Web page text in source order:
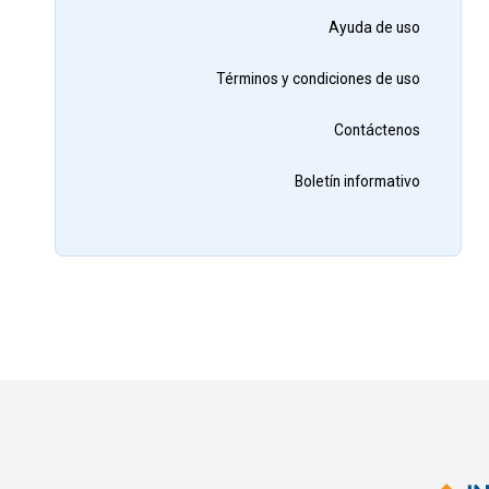
Ayuda de uso
Términos y condiciones de uso
Contáctenos
Boletín informativo